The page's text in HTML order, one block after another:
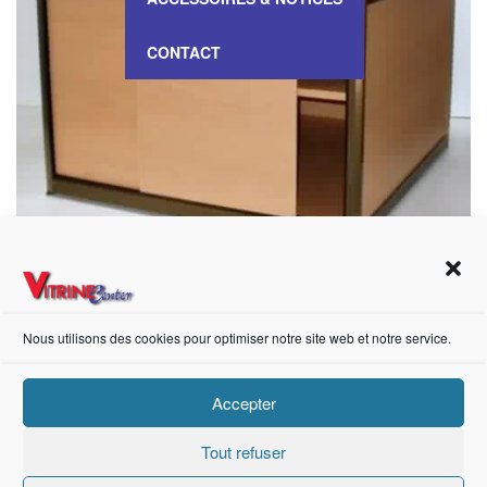
Nous utilisons des cookies pour optimiser notre site web et notre service.
Accepter
Tout refuser
CONTACT
https://fr-fr.facebook.com/pages/category/Metal-Supplier/Vitrine-Center-1847745018840053/
Création de sites internet Advanced Informatique © 2021.